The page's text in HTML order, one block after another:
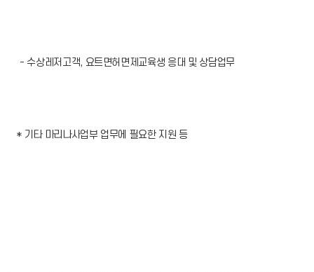
- 수상레저고객, 요트면허면제교육생 응대 및 상담업무
* 기타 마리나사업부 업무에 필요한 지원 등